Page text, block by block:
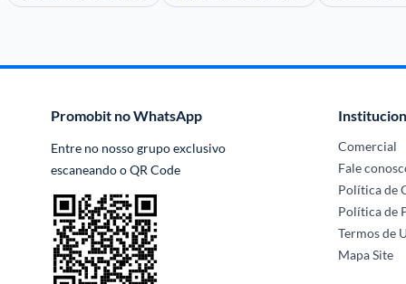
Promobit no WhatsApp
Entre no nosso grupo exclusivo
escaneando o QR Code
Comercial
Fale
Política de
Política de
Termos de
Mapa Site